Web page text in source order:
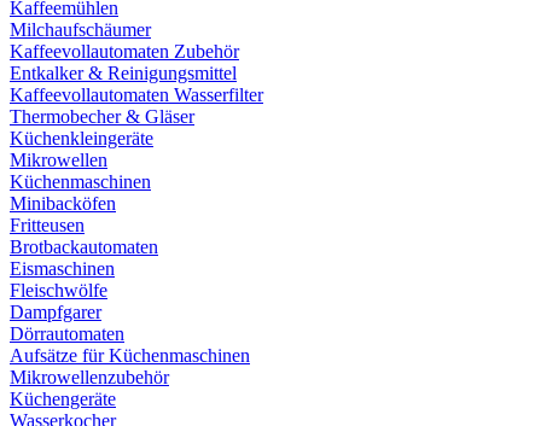
Kaffeemühlen
Milchaufschäumer
Kaffeevollautomaten Zubehör
Entkalker & Reinigungsmittel
Kaffeevollautomaten Wasserfilter
Thermobecher & Gläser
Küchenkleingeräte
Mikrowellen
Küchenmaschinen
Minibacköfen
Fritteusen
Brotbackautomaten
Eismaschinen
Fleischwölfe
Dampfgarer
Dörrautomaten
Aufsätze für Küchenmaschinen
Mikrowellenzubehör
Küchengeräte
Wasserkocher